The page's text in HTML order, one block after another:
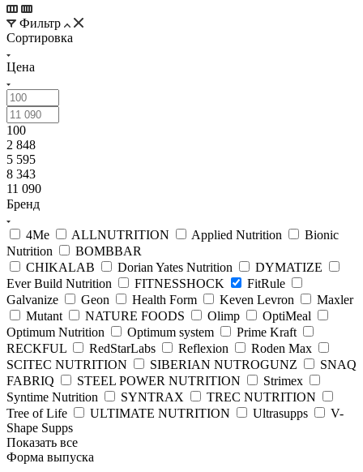
Фильтр
Сортировка
Цена
100
2 848
5 595
8 343
11 090
Бренд
4Me ALLNUTRITION Applied Nutrition
Bionic
Nutrition
BOMBBAR
CHIKALAB
Dorian Yates Nutrition
DYMATIZE
Ever Build Nutrition
FITNESSHOCK
FitRule
Galvanize
Geon Health Form Keven Levron
Maxler
Mutant
NATURE FOODS Olimp
OptiMeal
Optimum Nutrition
Optimum system
Prime Kraft
RECKFUL
RedStarLabs Reflexion
Roden Max
SCITEC NUTRITION
SIBERIAN NUTROGUNZ
SNAQ
FABRIQ
STEEL POWER NUTRITION
Strimex
Syntime Nutrition
SYNTRAX
TREC NUTRITION
Tree of Life
ULTIMATE NUTRITION Ultrasupps
V-
Shape Supps
Показать все
Форма выпуска